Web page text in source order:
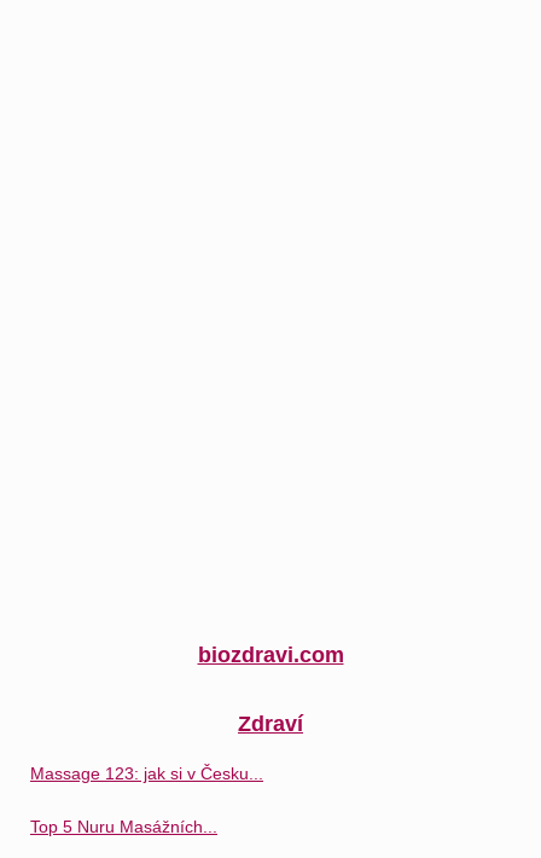
biozdravi.com
Zdraví
Massage 123: jak si v Česku...
Top 5 Nuru Masážních...